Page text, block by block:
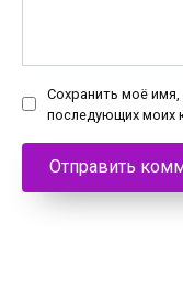
Сохранить моё имя,
последующих моих